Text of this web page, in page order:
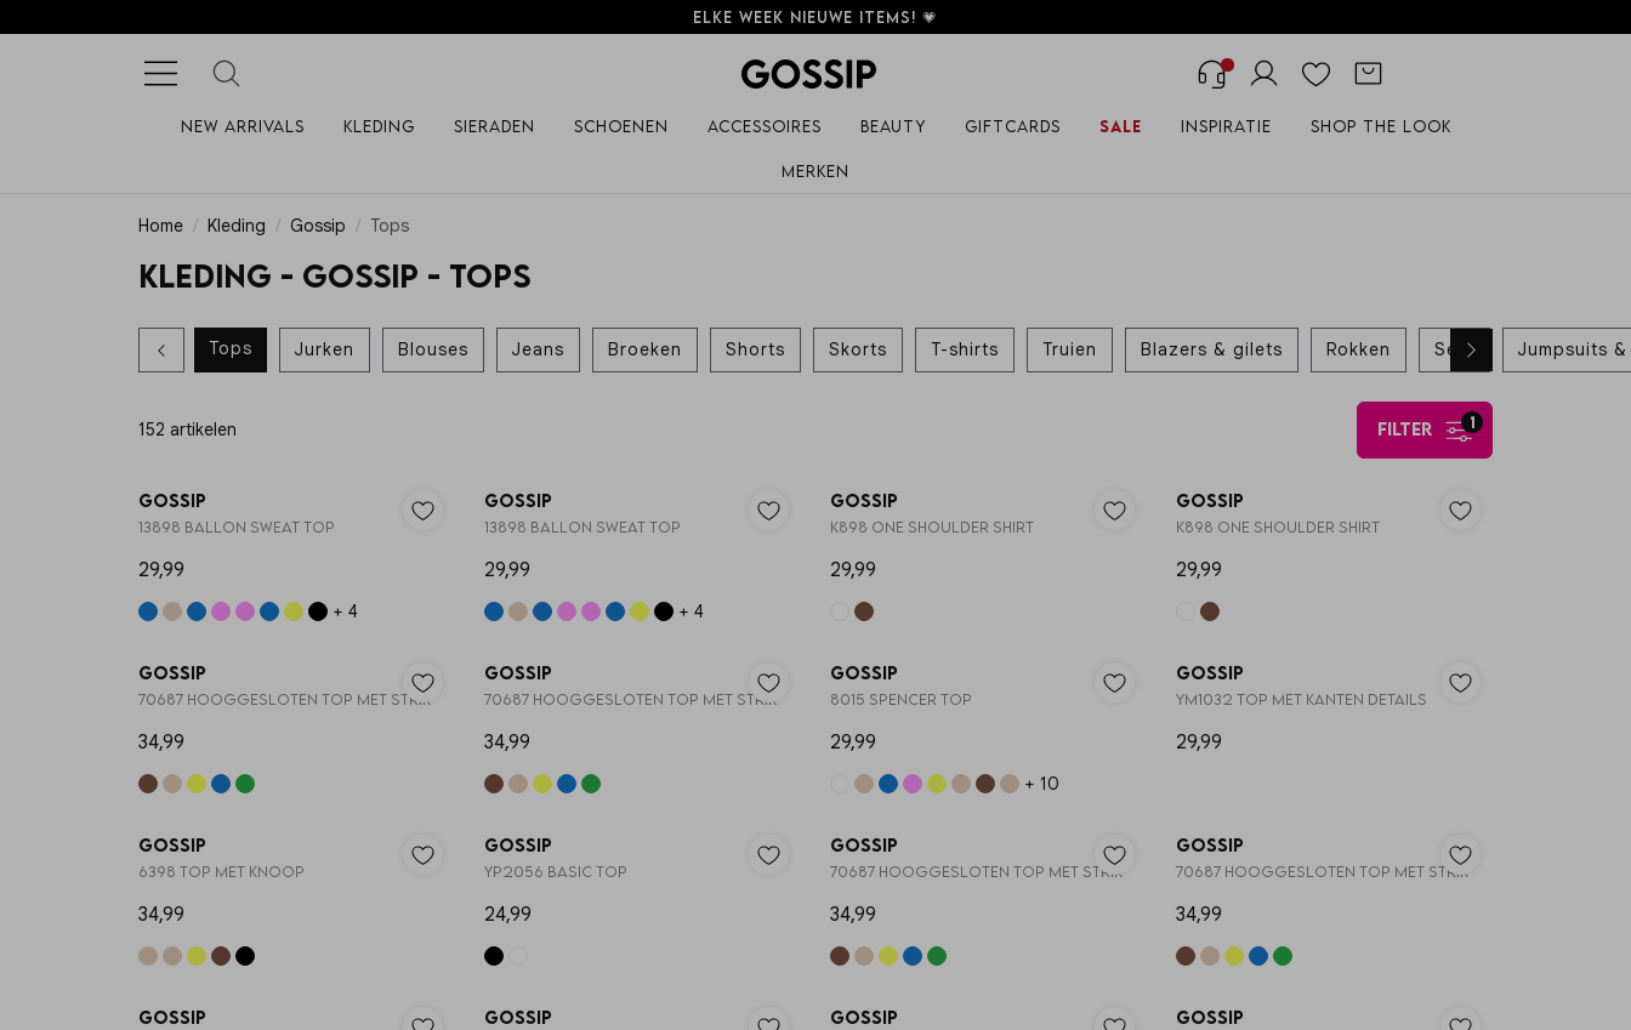
Elke week nieuwe items! 💗
New arrivals Kleding Sieraden Schoenen Accessoires Beauty Giftcards Sale Inspiratie Shop the look
Merken
Home Kleding Gossip Tops
Kleding - Gossip - Tops
Tops Jurken Blouses Jeans Broeken Shorts Skorts T-shirts Truien Blazers & gilets Rokken Sets Jumpsuits
152 artikelen 1
filter
Gossip
13898 BALLON SWEAT TOP
29,99
+ 4
Gossip
13898 BALLON SWEAT TOP
29,99
+ 4
Gossip
K898 ONE SHOULDER SHIRT
29,99
Gossip
K898 ONE SHOULDER SHIRT
29,99
Gossip
70687 HOOGGESLOTEN TOP MET STRIK
34,99
Gossip
70687 HOOGGESLOTEN TOP MET STRIK
34,99
Gossip
8015 SPENCER TOP
29,99
+ 10
Gossip
YM1032 TOP MET KANTEN DETAILS
29,99
Gossip
6398 TOP MET KNOOP
34,99
Gossip
YP2056 BASIC TOP
24,99
TRENDING 🔥
Gossip
70687 HOOGGESLOTEN TOP MET STRIK
34,99
Gossip
70687 HOOGGESLOTEN TOP MET STRIK
34,99
Gossip Gossip Gossip Gossip